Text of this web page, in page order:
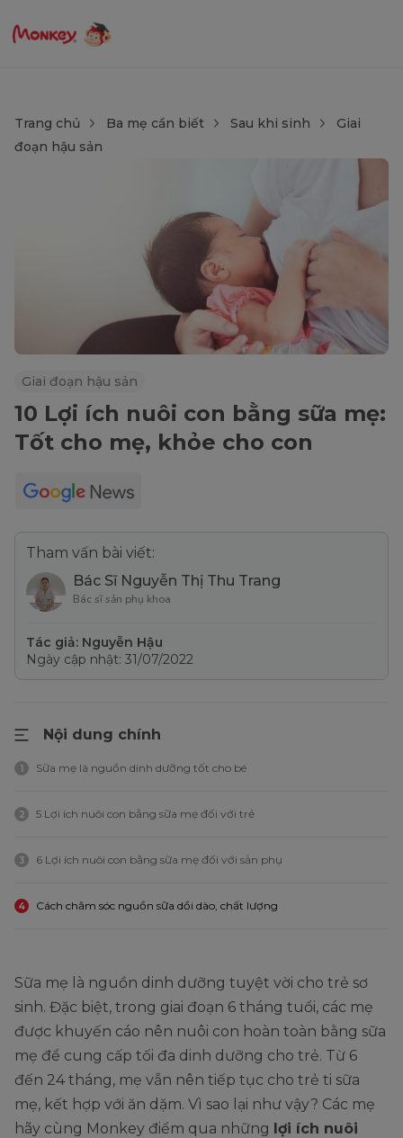
Trang chủ Ba mẹ cần biết Sau khi sinh
Giai
đoạn hậu sản
Giai đoạn hậu sản
10 Lợi ích nuôi con bằng sữa mẹ:
Tốt cho mẹ, khỏe cho con
Tham vấn bài viết:
Bác Sĩ Nguyễn Thị Thu Trang
Bác sĩ sản phụ khoa
Tác giả: Nguyễn Hậu
Ngày cập nhật: 31/07/2022
Nội dung chính
1 Sữa mẹ là nguồn dinh dưỡng tốt cho bé
2 5 Lợi ích nuôi con bằng sữa mẹ đối với trẻ
3 6 Lợi ích nuôi con bằng sữa mẹ đối với sản phụ
4 Cách chăm sóc nguồn sữa dồi dào, chất lượng
Sữa mẹ là nguồn dinh dưỡng tuyệt vời cho trẻ sơ
sinh. Đặc biệt, trong giai đoạn 6 tháng tuổi, các mẹ
được khuyến cáo nên nuôi con hoàn toàn bằng sữa
mẹ để cung cấp tối đa dinh dưỡng cho trẻ. Từ 6
đến 24 tháng, mẹ vẫn nên tiếp tục cho trẻ ti sữa
mẹ, kết hợp với ăn dặm. Vì sao lại như vậy? Các mẹ
hãy cùng Monkey điểm qua những lợi ích nuôi